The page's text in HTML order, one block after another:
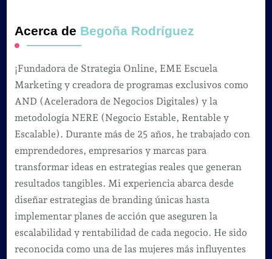
Acerca de Begoña Rodríguez
¡Fundadora de Strategia Online, EME Escuela
Marketing y creadora de programas exclusivos como
AND (Aceleradora de Negocios Digitales) y la
metodología NERE (Negocio Estable, Rentable y
Escalable). Durante más de 25 años, he trabajado con
emprendedores, empresarios y marcas para
transformar ideas en estrategias reales que generan
resultados tangibles. Mi experiencia abarca desde
diseñar estrategias de branding únicas hasta
implementar planes de acción que aseguren la
escalabilidad y rentabilidad de cada negocio. He sido
reconocida como una de las mujeres más influyentes